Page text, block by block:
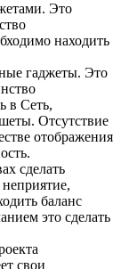
Это
находить
гаджеты. Это
в Сеть,
Отсутствие
отображения
сделать
баланс
это сделать
свои